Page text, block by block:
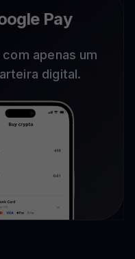
Pay
apenas um
digital.